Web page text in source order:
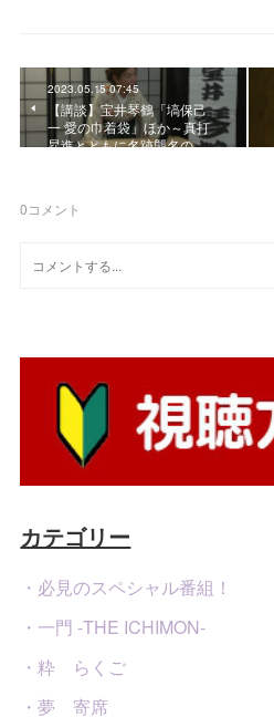
2023.05.15 07:45
【講談】宝井琴鶴「塙保己
一 愛の巾着袋」ほか～真打
昇進とともに名跡襲名の…
0コメント
カテゴリー
・必見のスペシャル番組！
・一門 -THE ICHIMON-
・粋 らくご
・夢 寄席